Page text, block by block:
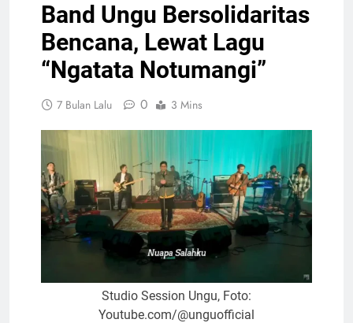
Band Ungu Bersolidaritas
Bencana, Lewat Lagu
“Ngatata Notumangi”
7 Bulan Lalu 0 3 Mins
Studio Session Ungu, Foto:
Youtube.com/@unguofficial